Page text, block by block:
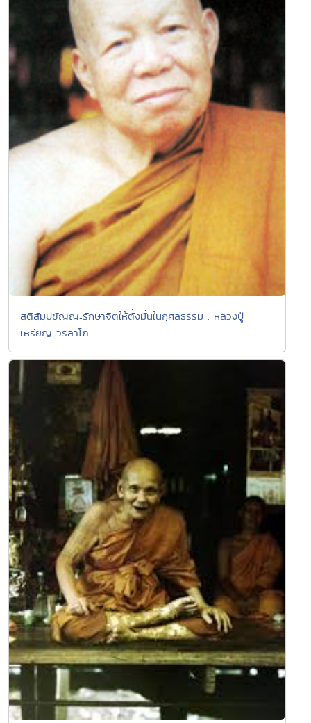
สติสัมปชัญญะรักษาจิตให้ตั้งมั่นในกุศลธรรม : หลวงปู่
เหรียญ วรลาโภ